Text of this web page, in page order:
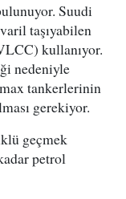
Suudi
taşıyabilen
kullanıyor.
nedeniyle
tankerlerinin
gerekiyor.
geçmek
petrol